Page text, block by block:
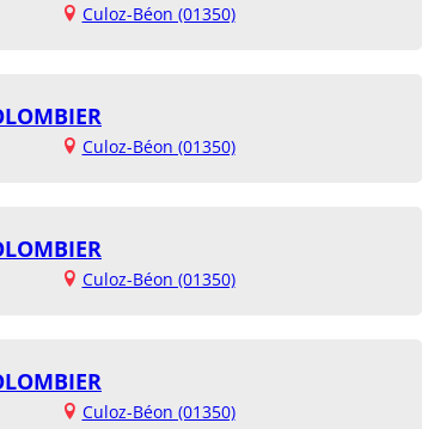
Culoz-Béon (01350)
Culoz-Béon (01350)
Culoz-Béon (01350)
Culoz-Béon (01350)